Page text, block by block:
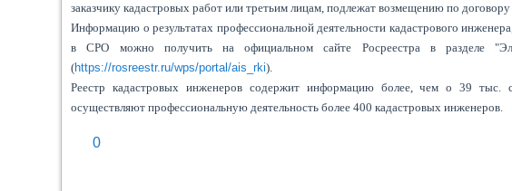
заказчику кадастровых работ или третьим лицам, подлежат возмещению по договору
Информацию о результатах профессиональной деятельности кадастрового
в СРО можно получить на официальном сайте Росреестра в разделе
(https://rosreestr.ru/wps/portal/ais_rki).
Реестр кадастровых инженеров содержит информацию более, чем о 39 тыс.
осуществляют профессиональную деятельность более 400 кадастровых инженеров.
0